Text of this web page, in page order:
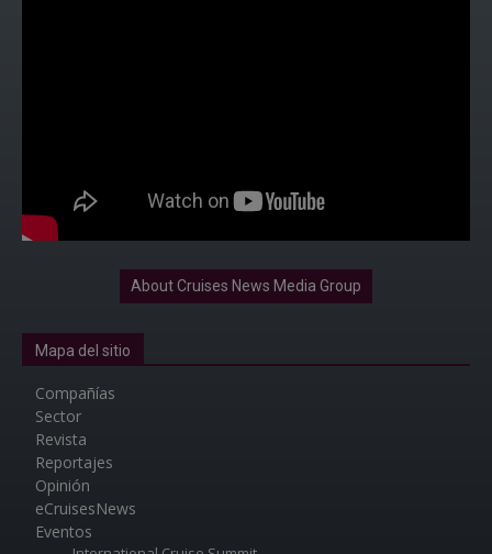
About Cruises News Media Group
Mapa del sitio
Compañías
Sector
Revista
Reportajes
Opinión
eCruisesNews
Eventos